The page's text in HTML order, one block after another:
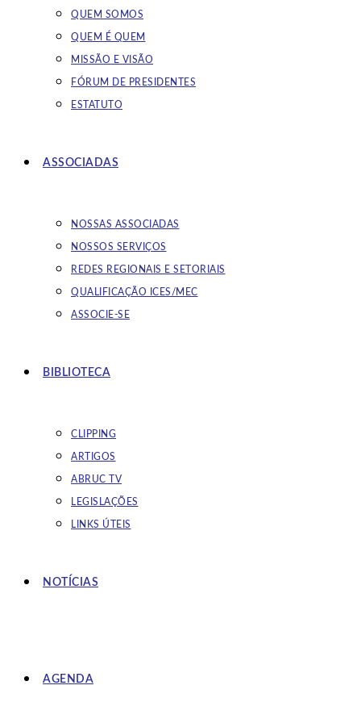
QUEM SOMOS
QUEM É QUEM
MISSÃO E VISÃO
FÓRUM DE PRESIDENTES
ESTATUTO
ASSOCIADAS
NOSSAS ASSOCIADAS
NOSSOS SERVIÇOS
REDES REGIONAIS E SETORIAIS
QUALIFICAÇÃO ICES/MEC
ASSOCIE-SE
BIBLIOTECA
CLIPPING
ARTIGOS
ABRUC TV
LEGISLAÇÕES
LINKS ÚTEIS
NOTÍCIAS
AGENDA